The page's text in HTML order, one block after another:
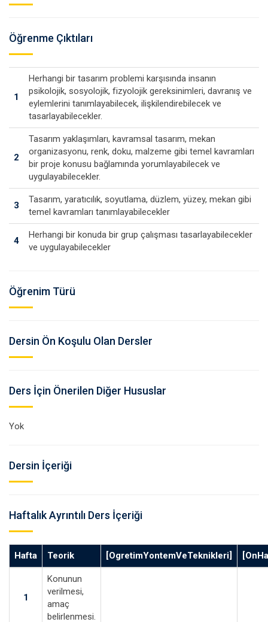
Öğrenme Çıktıları
1
Herhangi bir tasarım problemi karşısında insanın
psikolojik, sosyolojik, fizyolojik gereksinimleri, davranış ve
eylemlerini tanımlayabilecek, ilişkilendirebilecek ve
tasarlayabilecekler.
2
Tasarım yaklaşımları, kavramsal tasarım, mekan
organizasyonu, renk, doku, malzeme gibi temel kavramları
bir proje konusu bağlamında yorumlayabilecek ve
uygulayabilecekler.
3
Tasarım, yaratıcılık, soyutlama, düzlem, yüzey, mekan gibi
temel kavramları tanımlayabilecekler
4
Herhangi bir konuda bir grup çalışması tasarlayabilecekler
ve uygulayabilecekler
Öğrenim Türü
Dersin Ön Koşulu Olan Dersler
Ders İçin Önerilen Diğer Hususlar
Yok
Dersin İçeriği
Haftalık Ayrıntılı Ders İçeriği
Hafta Teorik [OgretimYontemVeTeknikleri]
1
Konunun
verilmesi,
amaç
belirlenmesi.